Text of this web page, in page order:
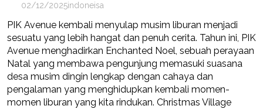
02/12/2025indoneisa
PIK Avenue kembali menyulap musim liburan menjadi
sesuatu yang lebih hangat dan penuh cerita. Tahun ini, PIK
Avenue menghadirkan Enchanted Noel, sebuah perayaan
Natal yang membawa pengunjung memasuki suasana
desa musim dingin lengkap dengan cahaya dan
pengalaman yang menghidupkan kembali momen-
momen liburan yang kita rindukan. Christmas Village